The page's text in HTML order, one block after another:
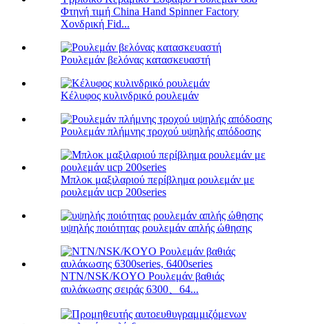
Φτηνή τιμή China Hand Spinner Factory
Χονδρική Fid...
Ρουλεμάν βελόνας κατασκευαστή
Κέλυφος κυλινδρικό ρουλεμάν
Ρουλεμάν πλήμνης τροχού υψηλής απόδοσης
Μπλοκ μαξιλαριού περίβλημα ρουλεμάν με
ρουλεμάν ucp 200series
υψηλής ποιότητας ρουλεμάν απλής ώθησης
NTN/NSK/KOYO Ρουλεμάν βαθιάς
αυλάκωσης σειράς 6300、64...